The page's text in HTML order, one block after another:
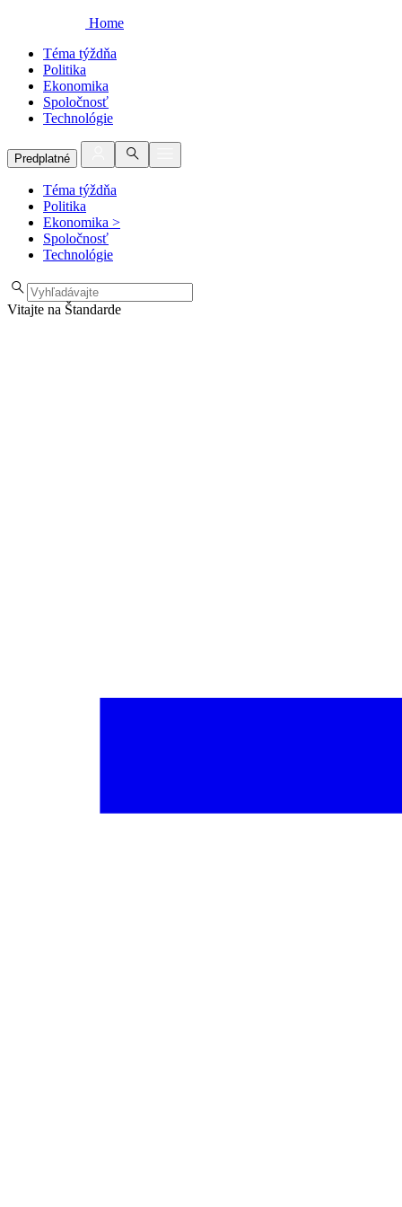
Home
Téma týždňa
Politika
Ekonomika
Spoločnosť
Technológie
Predplatné
Téma týždňa
Politika
Ekonomika >
Spoločnosť
Technológie
Vitajte na Štandarde